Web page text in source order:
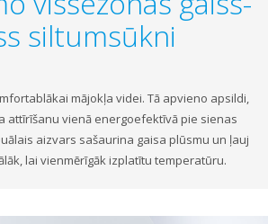
siltumsūkni
mājokļa videi. Tā apvieno apsildi,
attīrīšanu vienā energoefektīvā pie sienas
aizvars sašaurina gaisa plūsmu un ļauj
lai vienmērīgāk izplatītu temperatūru.